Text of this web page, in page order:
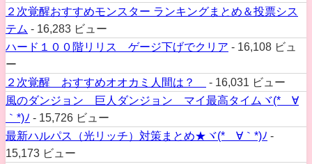
２次覚醒おすすめモンスター ランキングまとめ＆投票シス
テム - 16,283 ビュー
ハード１００階リリス ゲージ下げでクリア - 16,108 ビュ
ー
２次覚醒 おすすめオオカミ人間は？
- 16,031 ビュー
風のダンジョン 巨人ダンジョン マイ最高タイムヾ(*´∀
｀*)ﾉ - 15,726 ビュー
最新ハルパス（光リッチ）対策まとめ★ヾ(*´∀｀*)ﾉ -
15,173 ビュー